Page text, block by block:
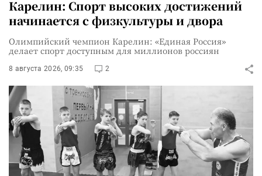
Карелин: Спорт высоких достижений
начинается с физкультуры и двора
Олимпийский чемпион Карелин: «Единая Россия»
делает спорт доступным для миллионов россиян
8 августа 2026, 09:35 2